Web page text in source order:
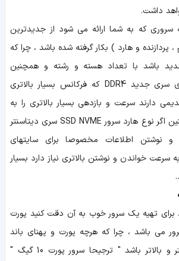
داشت.
که به شما ارائه می شود از جدیدترین
و هارد ) بکار گرفته شده باشد ، چرا که
جدید باشد با تعداد هسته و رشته و همچنین
فرکانس بالا و رم های سری جدید DDR4 که فرکانس بسیار بالاتری
دارند سرعت و بازدهی بسیار بالاتری را به
شما خوداهد داد همچنین اگر نوع هارد سرور SSD NVME سری دیتاسنتر
نوشتن اطلاعات مخصوصا برای سایتهای
سرعت خواندن و نوشتن بالاتری نیاز دارد بسیار
برای تهیه یک سرور خوب به آن دقت کنید پورت
می باشد ، چرا که هرچه پورت و پهنای باند
شبکه یک سرور وسیعتر و بالاتر باشد " ترجیحا سرور پورت 10 گیگ "